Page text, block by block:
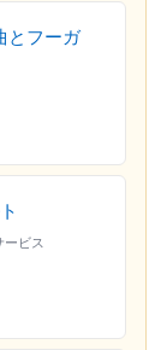
とフーガ
ービス